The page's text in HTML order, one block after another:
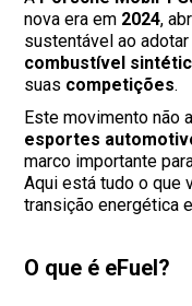
nova era em 2024,
sustentável ao
combustível
suas competições.
Este movimento não
esportes
marco importante
Aqui está tudo o que
transição energética
O que é eFuel?